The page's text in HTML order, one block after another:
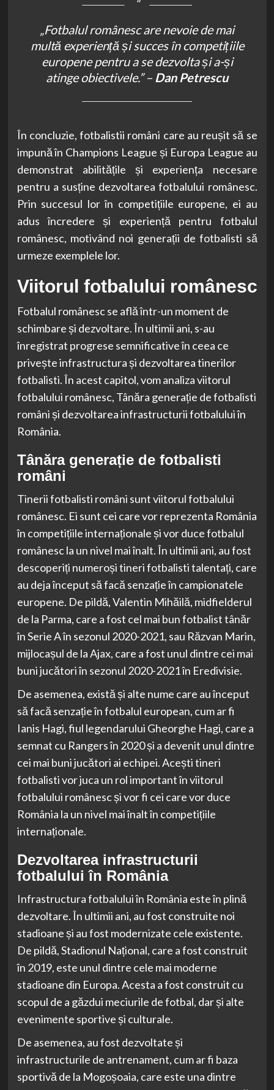
„Fotbalul românesc are nevoie de mai
multă experiență și succes în competițiile
europene pentru a se dezvolta și a-și
atinge obiectivele.” – Dan Petrescu
În concluzie, fotbalistii români care au reușit să se
impună în Champions League și Europa League au
demonstrat abilitățile și experiența necesare
pentru a susține dezvoltarea fotbalului românesc.
Prin succesul lor în competițiile europene, ei au
adus încredere și experiență pentru fotbalul
românesc, motivând noi generații de fotbalisti să
urmeze exemplele lor.
Viitorul fotbalului românesc
Fotbalul românesc se află într-un moment de
schimbare și dezvoltare. În ultimii ani, s-au
înregistrat progrese semnificative în ceea ce
privește infrastructura și dezvoltarea tinerilor
fotbalisti. În acest capitol, vom analiza viitorul
fotbalului românesc, Tânăra generație de fotbalisti
români și dezvoltarea infrastructurii fotbalului în
România.
Tânăra generație de fotbalisti
români
Tinerii fotbalisti români sunt viitorul fotbalului
românesc. Ei sunt cei care vor reprezenta România
în competițiile internaționale și vor duce fotbalul
românesc la un nivel mai înalt. În ultimii ani, au fost
descoperiți numeroși tineri fotbalisti talentați, care
au deja început să facă senzație în campionatele
europene. De pildă, Valentin Mihăilă, midfielderul
de la Parma, care a fost cel mai bun fotbalist tânăr
în Serie A în sezonul 2020-2021, sau Răzvan Marin,
mijlocașul de la Ajax, care a fost unul dintre cei mai
buni jucători în sezonul 2020-2021 în Eredivisie.
De asemenea, există și alte nume care au început
să facă senzație în fotbalul european, cum ar fi
Ianis Hagi, fiul legendarului Gheorghe Hagi, care a
semnat cu Rangers în 2020 și a devenit unul dintre
cei mai buni jucători ai echipei. Acești tineri
fotbalisti vor juca un rol important în viitorul
fotbalului românesc și vor fi cei care vor duce
România la un nivel mai înalt în competițiile
internaționale.
Dezvoltarea infrastructurii
fotbalului în România
Infrastructura fotbalului în România este în plină
dezvoltare. În ultimii ani, au fost construite noi
stadioane și au fost modernizate cele existente.
De pildă, Stadionul Național, care a fost construit
în 2019, este unul dintre cele mai moderne
stadioane din Europa. Acesta a fost construit cu
scopul de a găzdui meciurile de fotbal, dar și alte
evenimente sportive și culturale.
De asemenea, au fost dezvoltate și
infrastructurile de antrenament, cum ar fi baza
sportivă de la Mogoșoaia, care este una dintre